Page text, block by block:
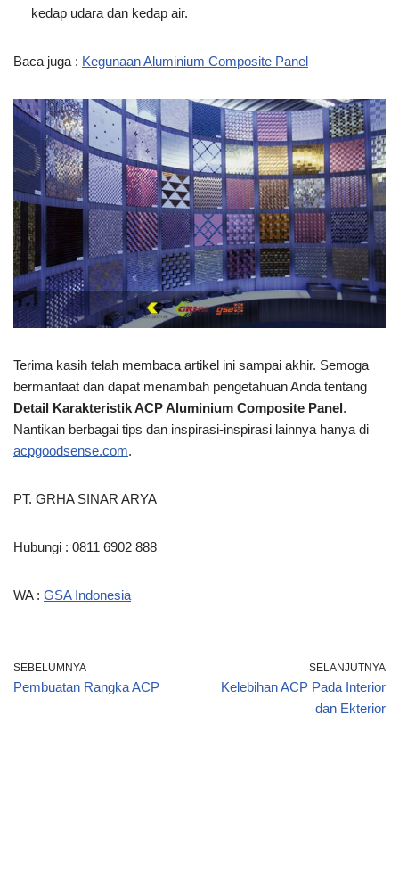
kedap udara dan kedap air.
Baca juga : Kegunaan Aluminium Composite Panel
Terima kasih telah membaca artikel ini sampai akhir. Semoga
bermanfaat dan dapat menambah pengetahuan Anda tentang
Detail Karakteristik ACP Aluminium Composite Panel.
Nantikan berbagai tips dan inspirasi-inspirasi lainnya hanya di
acpgoodsense.com.
PT. GRHA SINAR ARYA
Hubungi : 0811 6902 888
WA : GSA Indonesia
SEBELUMNYA
Pembuatan Rangka ACP
SELANJUTNYA
Kelebihan ACP Pada Interior
dan Ekterior